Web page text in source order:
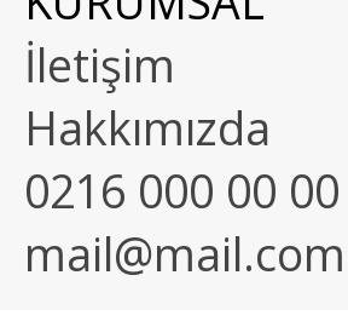
İletişim
Hakkımızda
0216 000 00 00
mail@mail.com